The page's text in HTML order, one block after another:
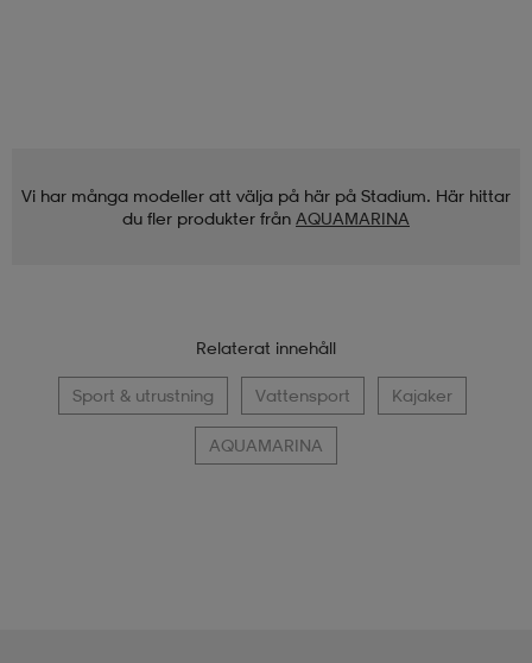
Vi har många modeller att välja på här på Stadium. Här hittar
du fler produkter från AQUAMARINA
Relaterat innehåll
Sport & utrustning Vattensport Kajaker
AQUAMARINA